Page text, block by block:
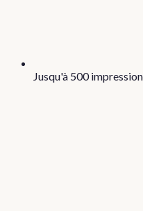
Jusqu'à 500